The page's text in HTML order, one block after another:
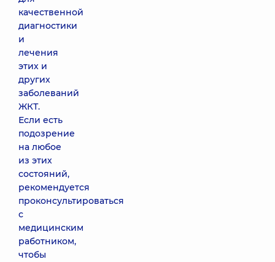
качественной
диагностики
и
лечения
этих и
других
заболеваний
ЖКТ.
Если есть
подозрение
на любое
из этих
состояний,
рекомендуется
проконсультироваться
с
медицинским
работником,
чтобы